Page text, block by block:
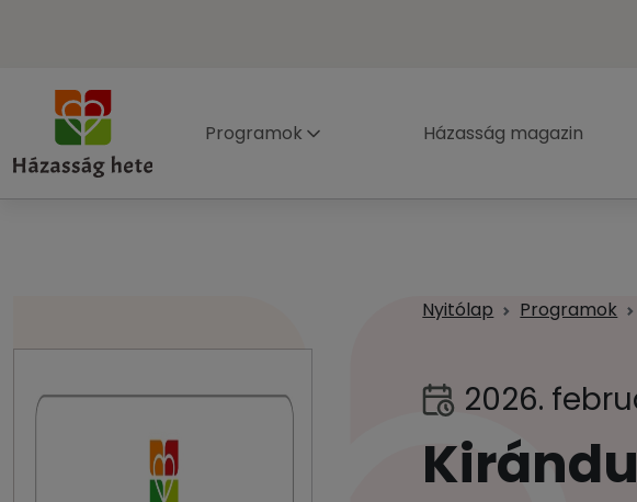
Programok Házasság magazin
Nyitólap Programok
2026.